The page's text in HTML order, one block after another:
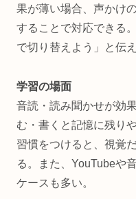
果が薄い場合、声かけ
することで対応できる
で切り替えよう」と伝
学習の場面
音読・読み聞かせが効
む・書くと記憶に残り
習慣をつけると、視覚
る。また、YouTubeや
ケースも多い。